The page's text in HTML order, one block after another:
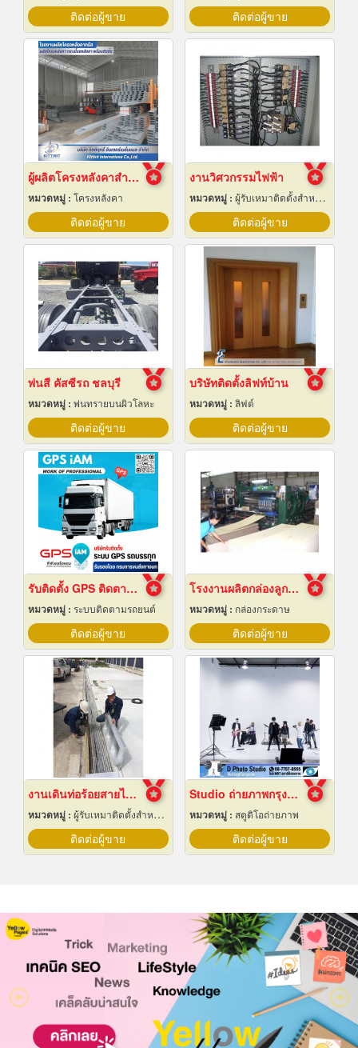
ติดต่อผู้ขาย ติดต่อผู้ขาย
ผู้ผลิตโครงหลังคาสำเร็จรูป
หมวดหมู่ : โครงหลังคา
ติดต่อผู้ขาย
งานวิศวกรรมไฟฟ้า
หมวดหมู่ : ผู้รับเหมาติดตั้งสำหรับบ้านและโรงงานไฟฟ้า
ติดต่อผู้ขาย
พ่นสี คัสซีรถ ชลบุรี
หมวดหมู่ : พ่นทรายบนผิวโลหะ
ติดต่อผู้ขาย
บริษัทติดตั้งลิฟท์บ้าน
หมวดหมู่ : ลิฟต์
ติดต่อผู้ขาย
รับติดตั้ง GPS ติดตามรถบรรทุก
หมวดหมู่ : ระบบติดตามรถยนต์
ติดต่อผู้ขาย
โรงงานผลิตกล่องลูกฟูก
หมวดหมู่ : กล่องกระดาษ
ติดต่อผู้ขาย
งานเดินท่อร้อยสายไฟฟ้า ระยอง
หมวดหมู่ : ผู้รับเหมาติดตั้งสำหรับบ้านและโรงงานไฟฟ้า
ติดต่อผู้ขาย
Studio ถ่ายภาพกรุงเทพ
หมวดหมู่ : สตูดิโอถ่ายภาพ
ติดต่อผู้ขาย